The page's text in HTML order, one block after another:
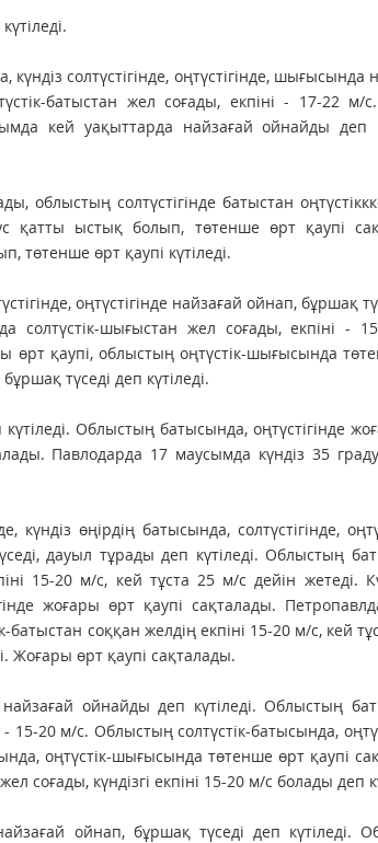
солтүстігінде, оңтүстігінде, шығысында
батыстан жел соғады, екпіні - 17-22 м/
кей уақыттарда найзағай ойнайды деп
облыстың солтүстігінде батыстан
қатты ыстық болып, төтенше өрт қаупі
төтенше өрт қаупі күтіледі.
оңтүстігінде найзағай ойнап, бұршақ
солтүстік-шығыстан жел соғады, екпіні -
қаупі, облыстың оңтүстік-шығысында
түседі деп күтіледі.
Облыстың батысында, оңтүстігінде
Павлодарда 17 маусымда күндіз 35
өңірдің батысында, солтүстігінде,
дауыл тұрады деп күтіледі. Облыстың
15-20 м/с, кей тұста 25 м/с дейін жетеді.
жоғары өрт қаупі сақталады.
батыстан соққан желдің екпіні 15-20 м/с, кей
Жоғары өрт қаупі сақталады.
ойнайды деп күтіледі. Облыстың
15-20 м/с. Облыстың солтүстік-батысында,
оңтүстік-шығысында төтенше өрт қаупі
соғады, күндізгі екпіні 15-20 м/с болады деп
ойнап, бұршақ түседі деп күтіледі.